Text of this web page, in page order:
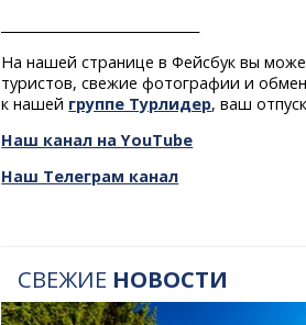
На нашей странице в Фейсбук вы
туристов, свежие фотографии и
к нашей группе Турлидер, ваш
Наш канал на YouTube
Наш Телеграм канал
СВЕЖИЕ НОВОСТИ